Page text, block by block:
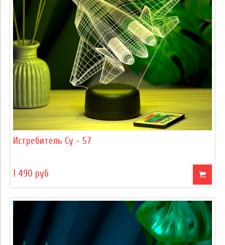
Истребитель Су - 57
1 490 руб